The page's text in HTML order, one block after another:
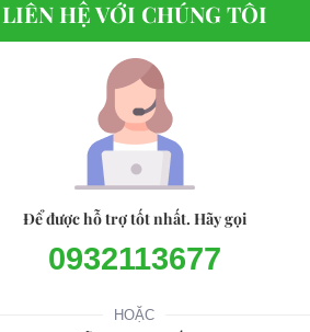
LIÊN HỆ VỚI CHÚNG TÔI
Để được hỗ trợ tốt nhất. Hãy gọi